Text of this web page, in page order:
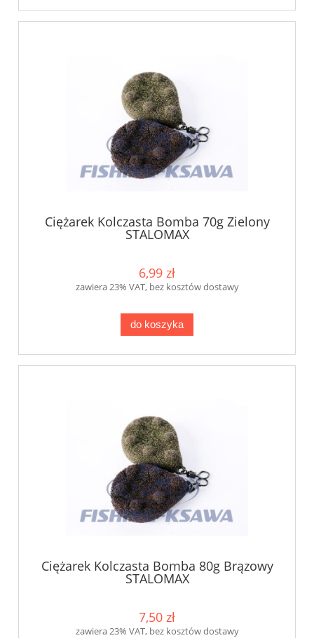
Ciężarek Kolczasta Bomba 70g Zielony
STALOMAX
6,99 zł
zawiera 23% VAT, bez kosztów dostawy
do koszyka
Ciężarek Kolczasta Bomba 80g Brązowy
STALOMAX
7,50 zł
zawiera 23% VAT, bez kosztów dostawy